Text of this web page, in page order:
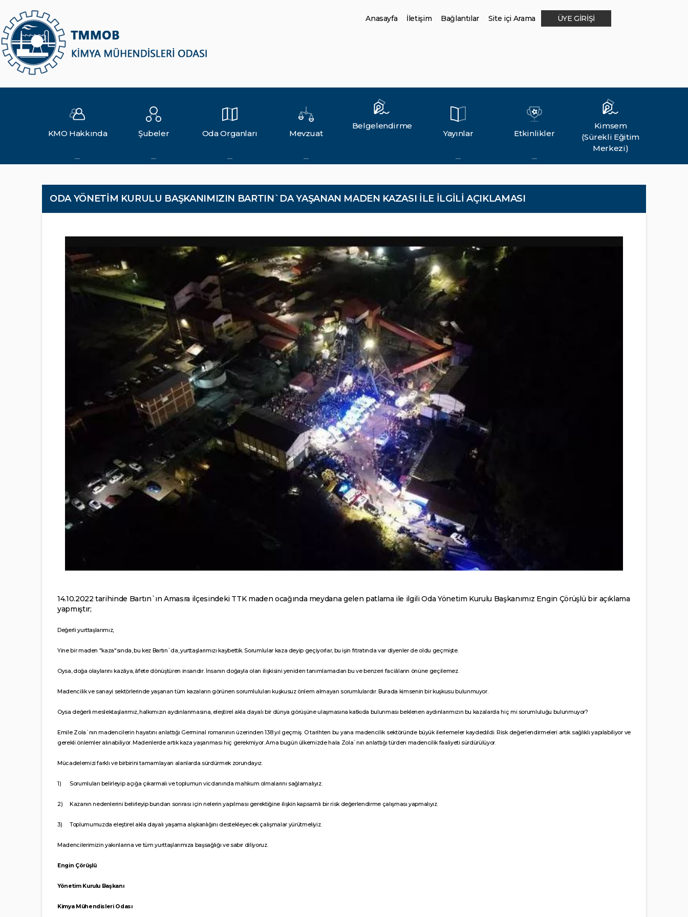
Anasayfa İletişim Bağlantılar Site içi Arama ÜYE GİRİŞİ
KMO Hakkında Şubeler Oda Organları Mevzuat
Belgelendirme
Yayınlar Etkinlikler
Kimsem
(Sürekli Eğitim
Merkezi)
ODA YÖNETİM KURULU BAŞKANIMIZIN BARTIN`DA YAŞANAN MADEN KAZASI İLE İLGİLİ AÇIKLAMASI
14.10.2022 tarihinde Bartın`ın Amasra ilçesindeki TTK maden ocağında meydana gelen patlama ile ilgili Oda Yönetim Kurulu Başkanımız Engin Çörüşlü bir açıklama
yapmıştır;
Değerli yurttaşlarımız,
Yine bir maden "kaza"sında, bu kez Bartın`da, yurttaşlarımızı kaybettik. Sorumlular kaza deyip geçiyorlar, bu işin fıtratında var diyenler de oldu geçmişte.
Oysa, doğa olaylarını kazâya, âfete dönüştüren insandır. İnsanın doğayla olan ilişkisini yeniden tanımlamadan bu ve benzeri faciâların önüne geçilemez.
Madencilik ve sanayi sektörlerinde yaşanan tüm kazaların görünen sorumluluları kuşkusuz önlem almayan sorumlulardır. Burada kimsenin bir kuşkusu bulunmuyor.
Oysa değerli meslektaşlarımız, halkımızın aydınlanmasına, eleştirel akla dayalı bir dünya görüşüne ulaşmasına katkıda bulunması beklenen aydınlarımızın bu kazalarda hiç mi sorumluluğu bulunmuyor?
Emile Zola`nın madencilerin hayatını anlattığı Germinal romanının üzerinden 138 yıl geçmiş. O tarihten bu yana madencilik sektöründe büyük ilerlemeler kaydedildi. Risk değerlendirmeleri artık sağlıklı yapılabiliyor ve
gerekli önlemler alınabiliyor. Madenlerde artık kaza yaşanması hiç gerekmiyor. Ama bugün ülkemizde hala Zola`nın anlattığı türden madencilik faaliyeti sürdürülüyor.
Mücadelemizi farklı ve birbirini tamamlayan alanlarda sürdürmek zorundayız.
1) Sorumluları belirleyip açığa çıkarmalı ve toplumun vicdanında mahkum olmalarını sağlamalıyız.
2) Kazanın nedenlerini belirleyip bundan sonrası için nelerin yapılması gerektiğine ilişkin kapsamlı bir risk değerlendirme çalışması yapmalıyız.
3) Toplumumuzda eleştirel akla dayalı yaşama alışkanlığını destekleyecek çalışmalar yürütmeliyiz.
Madencilerimizin yakınlarına ve tüm yurttaşlarımıza başsağlığı ve sabır diliyoruz.
Engin Çörüşlü
Yönetim Kurulu Başkanı
Kimya Mühendisleri Odası